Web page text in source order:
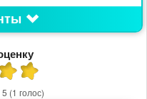
5 (1 голос)